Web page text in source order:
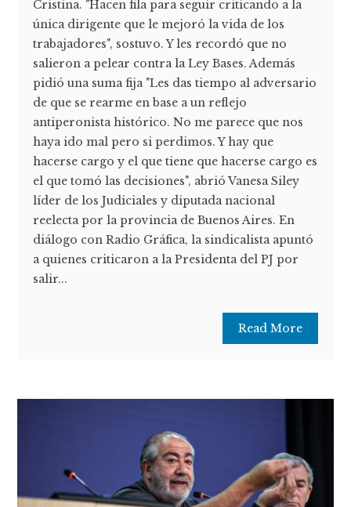
Cristina. "Hacen fila para seguir criticando a la
única dirigente que le mejoró la vida de los
trabajadores", sostuvo. Y les recordó que no
salieron a pelear contra la Ley Bases. Además
pidió una suma fija "Les das tiempo al adversario
de que se rearme en base a un reflejo
antiperonista histórico. No me parece que nos
haya ido mal pero si perdimos. Y hay que
hacerse cargo y el que tiene que hacerse cargo es
el que tomó las decisiones", abrió Vanesa Siley
líder de los Judiciales y diputada nacional
reelecta por la provincia de Buenos Aires. En
diálogo con Radio Gráfica, la sindicalista apuntó
a quienes criticaron a la Presidenta del PJ por
salir...
Read More